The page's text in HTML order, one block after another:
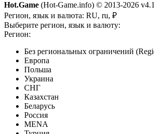
Hot.Game (Hot-Game.info) © 2013-2026 v4.1
Регион, язык и валюта: RU, ru, ₽
Выберите регион, язык и валюту:
Регион:
Без региональных ограничений
Европа
Польша
Украина
СНГ
Казахстан
Беларусь
Россия
MENA